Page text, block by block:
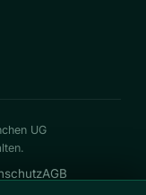
UG
AGB